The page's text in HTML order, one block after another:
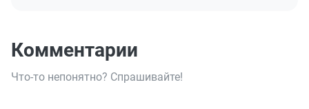
Комментарии
Что-то непонятно? Спрашивайте!